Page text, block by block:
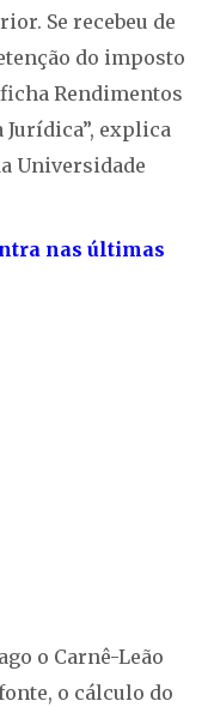
Se recebeu de
do imposto
Rendimentos
Jurídica”, explica
Universidade
nas últimas
o Carnê-Leão
o cálculo do